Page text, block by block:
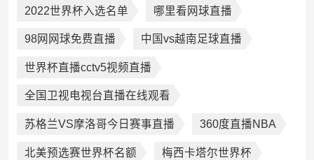
2022世界杯入选名单 哪里看网球直播
98网网球免费直播 中国vs越南足球直播
世界杯直播cctv5视频直播
全国卫视电视台直播在线观看
苏格兰VS摩洛哥今日赛事直播 360度直播NBA
北美预选赛世界杯名额 梅西卡塔尔世界杯